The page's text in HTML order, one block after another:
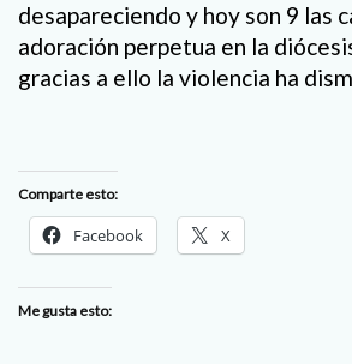
desapareciendo y hoy son 9 las
adoración perpetua en la
gracias a ello la violencia ha
Comparte esto:
Facebook X
Me gusta esto: